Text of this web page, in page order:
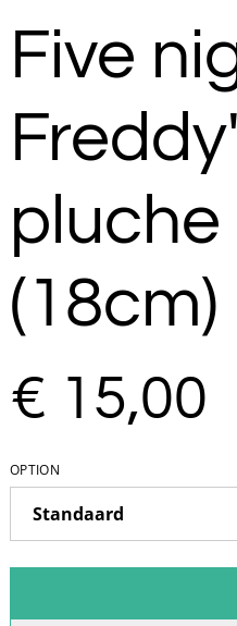
Five
pluche
(18cm)
€ 15,00
OPTION